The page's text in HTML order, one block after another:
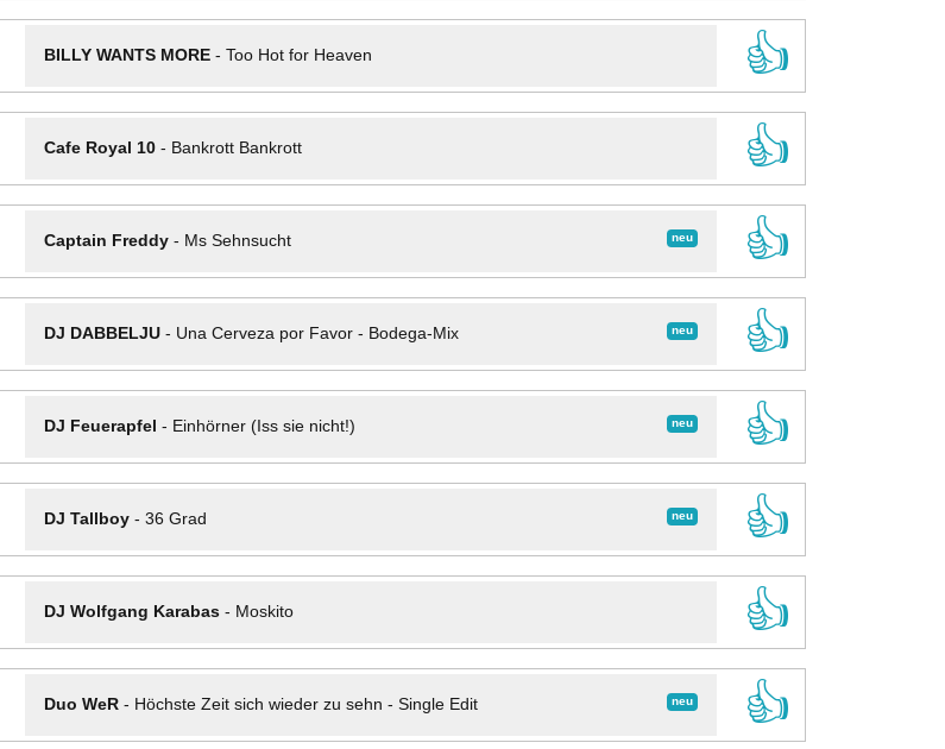
BILLY WANTS MORE- Too Hot for Heaven
👍
Cafe Royal 10- Bankrott Bankrott
👍
neu
Captain Freddy- Ms Sehnsucht
👍
neu
DJ DABBELJU- Una Cerveza por Favor - Bodega-Mix
👍
neu
DJ Feuerapfel - Einhörner (Iss sie nicht!)
👍
neu
DJ Tallboy- 36 Grad
👍
DJ Wolfgang Karabas- Moskito
👍
neu
Duo WeR- Höchste Zeit sich wieder zu sehn - Single Edit
👍